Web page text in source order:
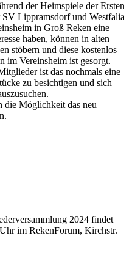
der Heimspiele der Ersten
Lippramsdorf und Westfalia
in Groß Reken eine
haben, können in alten
stöbern und diese kostenlos
im Vereinsheim ist gesorgt.
ist das nochmals eine
zu besichtigen und sich
die Möglichkeit das neu
2024 findet
im RekenForum, Kirchstr.